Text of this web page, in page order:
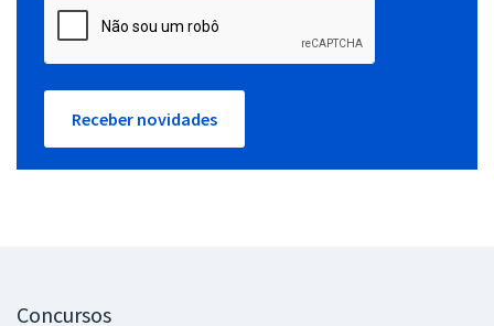
Receber novidades
Concursos